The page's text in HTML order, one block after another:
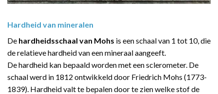
Hardheid van mineralen
De hardheidsschaal van Mohs is een schaal van 1 tot 10, die
de relatieve hardheid van een mineraal aangeeft.
De hardheid kan bepaald worden met een sclerometer. De
schaal werd in 1812 ontwikkeld door Friedrich Mohs (1773-
1839). Hardheid valt te bepalen door te zien welke stof de